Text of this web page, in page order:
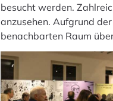
besucht werden.
anzusehen. Aufgrund
benachbarten Raum